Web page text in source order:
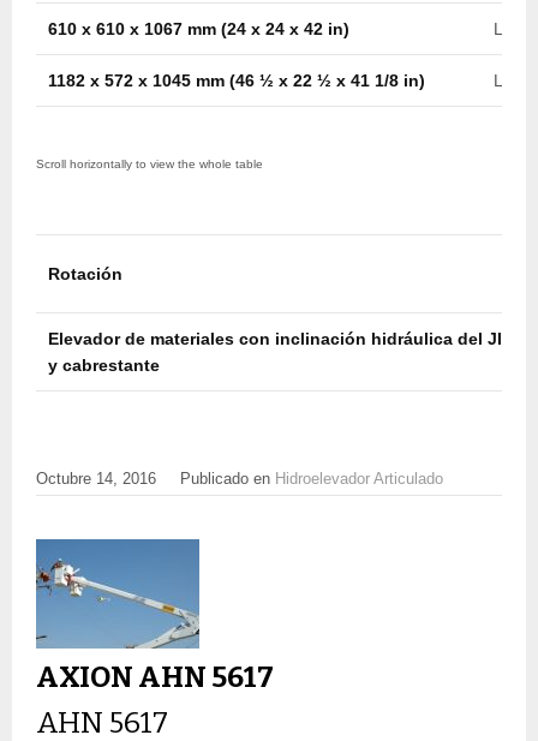
610 x 610 x 1067 mm (24 x 24 x 42 in)
1182 x 572 x 1045 mm (46 ½ x 22 ½ x 41 1/8 in)
Rotación
Elevador de materiales con inclinación hidráulica del JIB
y cabrestante
Octubre 14, 2016 Publicado en Hidroelevador Articulado
AXION AHN 5617
AHN 5617